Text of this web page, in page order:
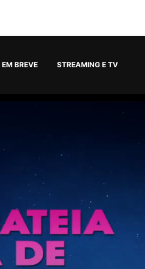
EM BREVE STREAMING E TV